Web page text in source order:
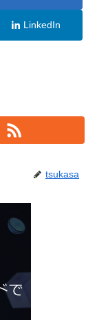
LinkedIn
tsukasa